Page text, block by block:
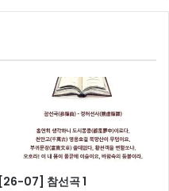
[26-07] 참선곡 1